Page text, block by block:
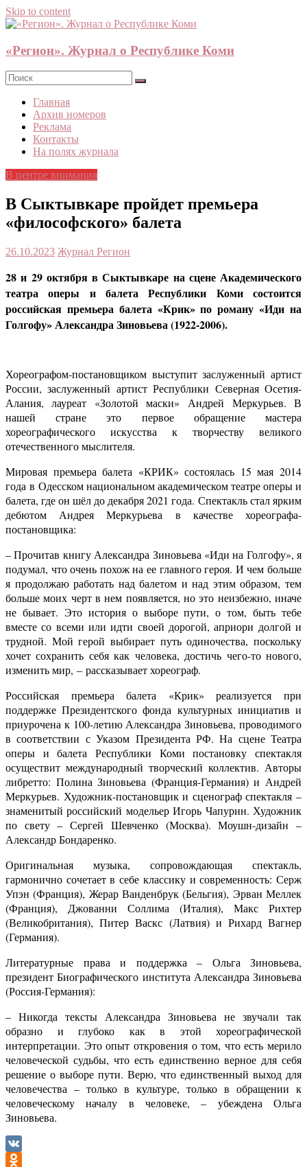
Skip to content
«Регион». Журнал о Республике Коми
Главная
Архив номеров
Реклама
Контакты
На полях журнала
В центре внимания
В Сыктывкаре пройдет премьера
«философского» балета
26.10.2023 Журнал Регион
28 и 29 октября в Сыктывкаре на сцене Академического
театра оперы и балета Республики Коми состоится
российская премьера балета «Крик» по роману «Иди на
Голгофу» Александра Зиновьева (1922-2006).
Хореографом-постановщиком выступитзаслуженный артист
России, заслуженный артист Республики Северная Осетия-
Алания, лауреат «Золотой маски»Андрей Меркурьев. В
нашей стране это первое обращение мастера
хореографического искусства к творчеству великого
отечественного мыслителя.
Мировая премьера балета «КРИК» состоялась 15 мая 2014
года в Одесском национальном академическом театре оперы и
балета, где он шёл до декабря 2021 года. Спектакль стал ярким
дебютом Андрея Меркурьева в качестве хореографа-
постановщика:
– Прочитав книгу Александра Зиновьева «Иди на Голгофу», я
подумал, что очень похож на ее главного героя. И чем больше
я продолжаю работать над балетом и над этим образом, тем
больше моих черт в нем появляется, но это неизбежно, иначе
не бывает. Это история о выборе пути, о том, быть тебе
вместе со всеми или идти своей дорогой, априори долгой и
трудной. Мой герой выбирает путь одиночества, поскольку
хочет сохранить себя как человека, достичь чего-то нового,
изменить мир, – рассказывает хореограф.
Российская премьерабалета «Крик»реализуется при
поддержке Президентского фонда культурных инициатив и
приурочена к 100-летию Александра Зиновьева, проводимого
в соответствии с Указом Президента РФ. На сцене Театра
оперы и балета Республики Коми постановку спектакля
осуществит международный творческий коллектив. Авторы
либретто: Полина Зиновьева (Франция-Германия) и Андрей
Меркурьев. Художник-постановщик и сценограф спектакля –
знаменитый российский модельер Игорь Чапурин. Художник
по свету – Сергей Шевченко (Москва). Моушн-дизайн –
Александр Бондаренко.
Оригинальная музыка, сопровождающая спектакль,
гармонично сочетает в себе классику и современность: Серж
Упэн (Франция), Жерар Ванденбрук (Бельгия), Эрван Меллек
(Франция), Джованни Соллима (Италия), Макс Рихтер
(Великобритания), Питер Васкс (Латвия) и Рихард Вагнер
(Германия).
Литературные права и поддержка – Ольга Зиновьева,
президент Биографического института Александра Зиновьева
(Россия-Германия):
– Никогда тексты Александра Зиновьева не звучали так
образно и глубоко как в этой хореографической
интерпретации. Это опыт откровения о том, что есть мерило
человеческой судьбы, что есть единственно верное для себя
решение о выборе пути. Верю, что единственный выход для
человечества – только в культуре, только в обращении к
человеческому началу в человеке, – убеждена Ольга
Зиновьева.
VK